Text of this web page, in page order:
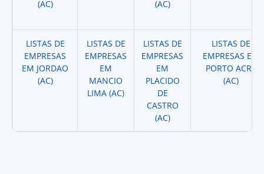
(AC)
(AC)
LISTAS DE
EMPRESAS
EM JORDAO
(AC)
LISTAS DE
EMPRESAS
EM
MANCIO
LIMA (AC)
LISTAS DE
EMPRESAS
EM
PLACIDO
DE
CASTRO
(AC)
LISTAS DE
EMPRESAS EM
PORTO ACRE
(AC)